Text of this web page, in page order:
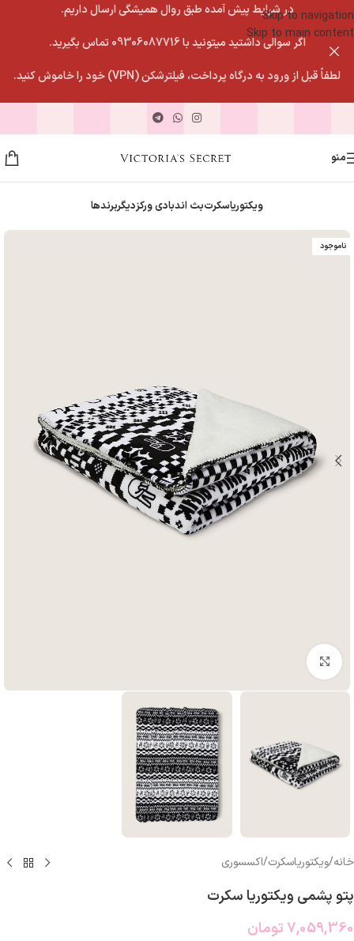
Skip to navigation
Skip to main content
در شرایط پیش آمده طبق روال همیشگی ارسال داریم.
اگر سوالی داشتید میتونید با 09306087716 تماس بگیرید.
لطفاً قبل از ورود به درگاه پرداخت، فیلترشکن (VPN) خود را خاموش کنید.
منو
ویکتوریاسکرتبث اندبادی ورکزدیگربرندها
ناموجود
بزرگنمایی تصویر
خانه/ویکتوریاسکرت/اکسسوری
پتو پشمی ویکتوریا سکرت
7,059,360تومان